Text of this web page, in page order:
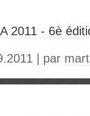
2011 - 6è
| par